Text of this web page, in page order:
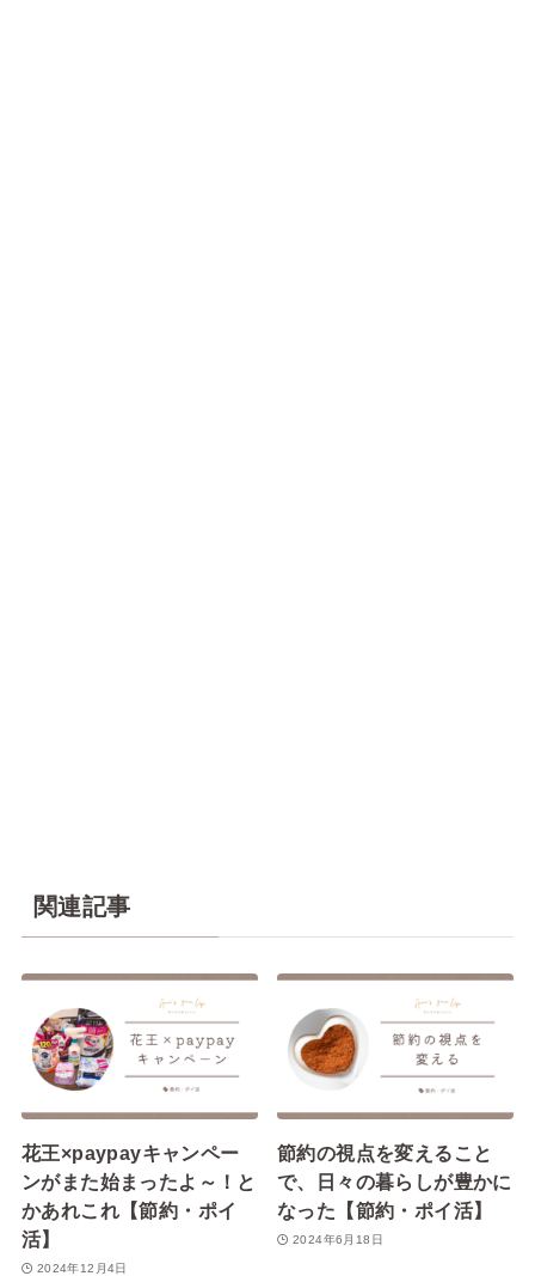
関連記事
花王×paypayキャンペー
ンがまた始まったよ～！と
かあれこれ【節約・ポイ
活】
2024年12月4日
節約の視点を変えること
で、日々の暮らしが豊かに
なった【節約・ポイ活】
2024年6月18日